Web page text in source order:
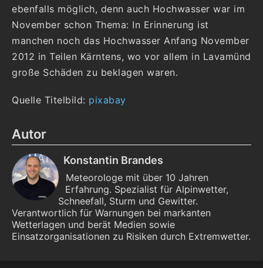
ebenfalls möglich, denn auch Hochwasser war im
November schon Thema: In Erinnerung ist
manchen noch das Hochwasser Anfang November
2012 in Teilen Kärntens, wo vor allem in Lavamünd
große Schäden zu beklagen waren.
Quelle Titelbild: pixabay
Autor
Konstantin Brandes
Meteorologe mit über 10 Jahren
Erfahrung. Spezialist für Alpinwetter,
Schneefall, Sturm und Gewitter.
Verantwortlich für Warnungen bei markanten
Wetterlagen und berät Medien sowie
Einsatzorganisationen zu Risiken durch Extremwetter.